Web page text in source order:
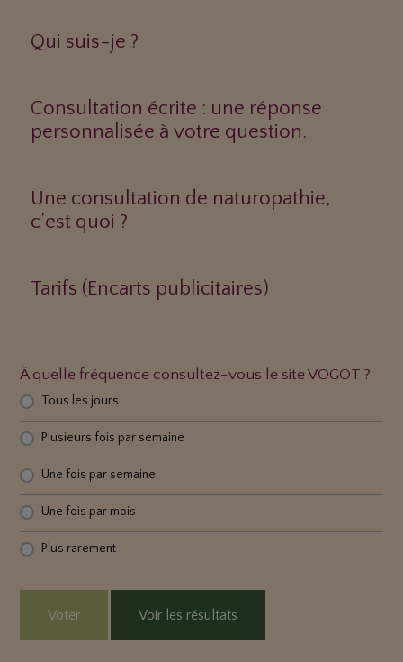
Qui suis-je ?
Consultation écrite : une réponse
personnalisée à votre question.
Une consultation de naturopathie,
c’est quoi ?
Tarifs (Encarts publicitaires)
À quelle fréquence consultez-vous le site VOGOT ?
Tous les jours
Plusieurs fois par semaine
Une fois par semaine
Une fois par mois
Plus rarement
Voter Voir les résultats